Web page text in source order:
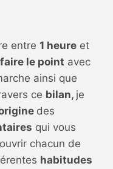
entre 1 heureet
faire le point avec
ainsi que
ce bilan, je
des
qui vous
chacun de
habitudes